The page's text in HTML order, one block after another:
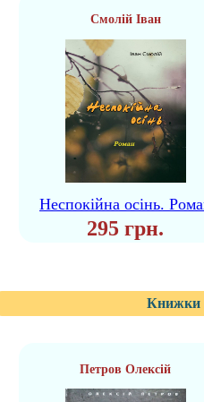
Смолій Іван
Неспокійна осінь.
295 грн.
Книжки
Петров Олексій